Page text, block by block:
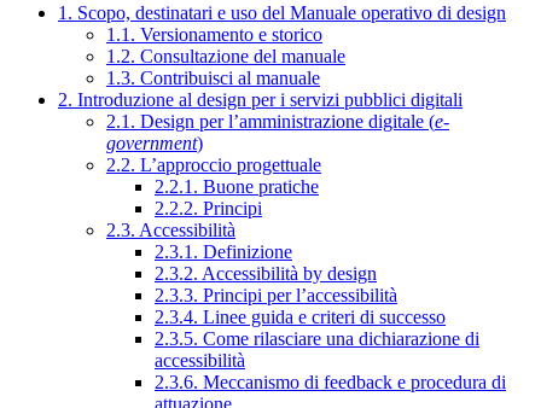
1. Scopo, destinatari e uso del Manuale operativo di design
1.1. Versionamento e storico
1.2. Consultazione del manuale
1.3. Contribuisci al manuale
2. Introduzione al design per i servizi pubblici digitali
2.1. Design per l’amministrazione digitale (e-
government)
2.2. L’approccio progettuale
2.2.1. Buone pratiche
2.2.2. Principi
2.3. Accessibilità
2.3.1. Definizione
2.3.2. Accessibilità by design
2.3.3. Principi per l’accessibilità
2.3.4. Linee guida e criteri di successo
2.3.5. Come rilasciare una dichiarazione di
accessibilità
2.3.6. Meccanismo di feedback e procedura di
attuazione